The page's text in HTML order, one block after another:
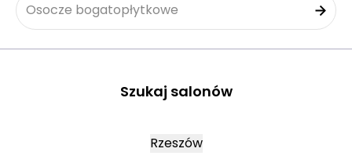
Osocze bogatopłytkowe
Szukaj salonów
Rzeszów